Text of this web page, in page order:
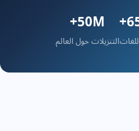
50M+
التنزيلات حول العالم